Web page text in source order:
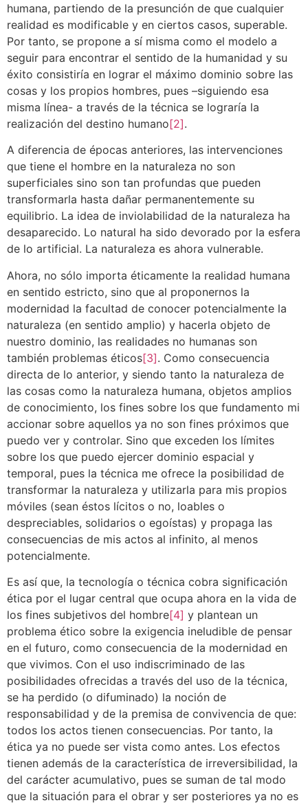
humana, partiendo de la presunción de que cualquier
realidad es modificable y en ciertos casos, superable.
Por tanto, se propone a sí misma como el modelo a
seguir para encontrar el sentido de la humanidad y su
éxito consistiría en lograr el máximo dominio sobre las
cosas y los propios hombres, pues –siguiendo esa
misma línea- a través de la técnica se lograría la
realización del destino humano[2].
A diferencia de épocas anteriores, las intervenciones
que tiene el hombre en la naturaleza no son
superficiales sino son tan profundas que pueden
transformarla hasta dañar permanentemente su
equilibrio. La idea de inviolabilidad de la naturaleza ha
desaparecido. Lo natural ha sido devorado por la esfera
de lo artificial. La naturaleza es ahora vulnerable.
Ahora, no sólo importa éticamente la realidad humana
en sentido estricto, sino que al proponernos la
modernidad la facultad de conocer potencialmente la
naturaleza (en sentido amplio) y hacerla objeto de
nuestro dominio, las realidades no humanas son
también problemas éticos[3]. Como consecuencia
directa de lo anterior, y siendo tanto la naturaleza de
las cosas como la naturaleza humana, objetos amplios
de conocimiento, los fines sobre los que fundamento mi
accionar sobre aquellos ya no son fines próximos que
puedo ver y controlar. Sino que exceden los límites
sobre los que puedo ejercer dominio espacial y
temporal, pues la técnica me ofrece la posibilidad de
transformar la naturaleza y utilizarla para mis propios
móviles (sean éstos lícitos o no, loables o
despreciables, solidarios o egoístas) y propaga las
consecuencias de mis actos al infinito, al menos
potencialmente.
Es así que, la tecnología o técnica cobra significación
ética por el lugar central que ocupa ahora en la vida de
los fines subjetivos del hombre[4] y plantean un
problema ético sobre la exigencia ineludible de pensar
en el futuro, como consecuencia de la modernidad en
que vivimos. Con el uso indiscriminado de las
posibilidades ofrecidas a través del uso de la técnica,
se ha perdido (o difuminado) la noción de
responsabilidad y de la premisa de convivencia de que:
todos los actos tienen consecuencias. Por tanto, la
ética ya no puede ser vista como antes. Los efectos
tienen además de la característica de irreversibilidad, la
del carácter acumulativo, pues se suman de tal modo
que la situación para el obrar y ser posteriores ya no es